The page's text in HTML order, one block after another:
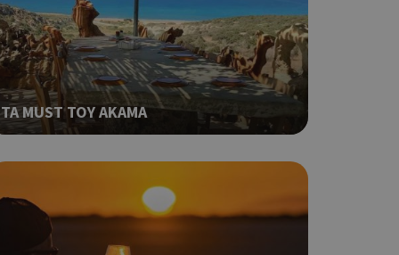
ΤΑ MUST ΤΟΥ ΑΚΑΜΑ
όπως είναι το
push down
την
που
για ένα
μεταβλητών
είναι
ο
ένα καλό